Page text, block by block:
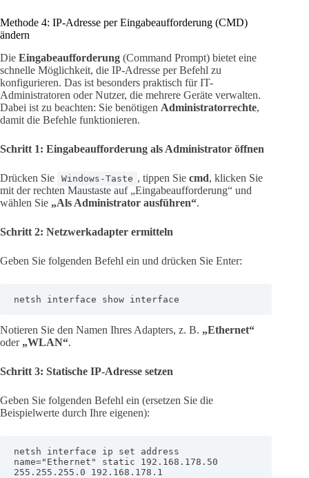
Methode 4: IP-Adresse per Eingabeaufforderung (CMD)
ändern
Die Eingabeaufforderung (Command Prompt) bietet eine
schnelle Möglichkeit, die IP-Adresse per Befehl zu
konfigurieren. Das ist besonders praktisch für IT-
Administratoren oder Nutzer, die mehrere Geräte verwalten.
Dabei ist zu beachten: Sie benötigen Administratorrechte,
damit die Befehle funktionieren.
Schritt 1: Eingabeaufforderung als Administrator öffnen
Drücken Sie Windows-Taste , tippen Sie cmd, klicken Sie
mit der rechten Maustaste auf „Eingabeaufforderung“ und
wählen Sie „Als Administrator ausführen“.
Schritt 2: Netzwerkadapter ermitteln
Geben Sie folgenden Befehl ein und drücken Sie Enter:
netsh interface show interface
Notieren Sie den Namen Ihres Adapters, z. B. „Ethernet“
oder „WLAN“.
Schritt 3: Statische IP-Adresse setzen
Geben Sie folgenden Befehl ein (ersetzen Sie die
Beispielwerte durch Ihre eigenen):
netsh interface ip set address
name="Ethernet" static 192.168.178.50
255.255.255.0 192.168.178.1